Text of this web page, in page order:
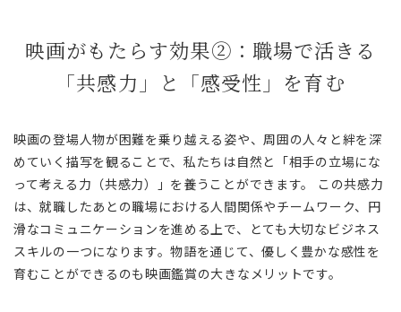
映画がもたらす効果②：職場で活きる
「共感力」と「感受性」を育む
映画の登場人物が困難を乗り越える姿や、周囲の人々と絆を深
めていく描写を観ることで、私たちは自然と「相手の立場にな
って考える力（共感力）」を養うことができます。 この共感力
は、就職したあとの職場における人間関係やチームワーク、円
滑なコミュニケーションを進める上で、とても大切なビジネス
スキルの一つになります。物語を通じて、優しく豊かな感性を
育むことができるのも映画鑑賞の大きなメリットです。